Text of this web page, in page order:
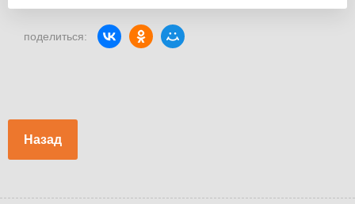
поделиться:
Назад